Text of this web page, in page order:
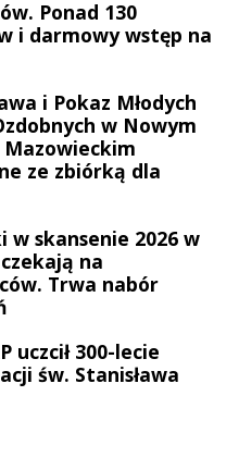
odwołane kursy, co
dotyka mieszkańców
Ponad 130
i darmowy wstęp na
i Pokaz Młodych
w Nowym
ze zbiórką dla
w skansenie 2026 w
na
Trwa nabór
uczcił 300-lecie
św. Stanisława